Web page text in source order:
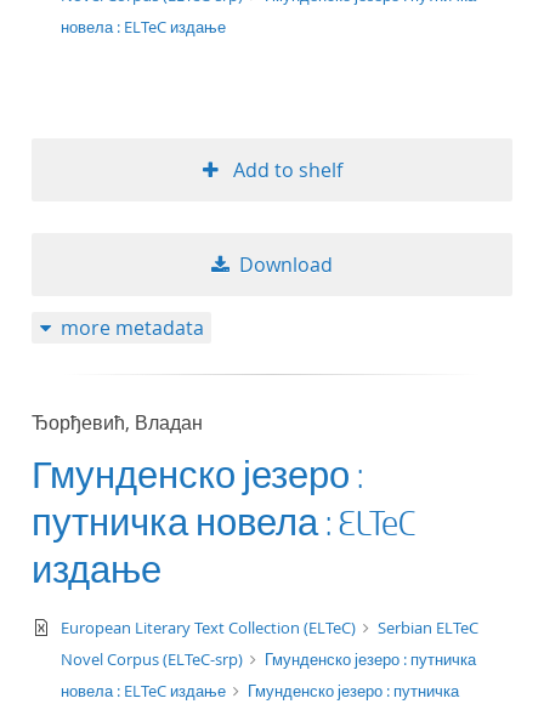
новела : ELTeC издање
Add to shelf
Download
more metadata
Ђорђевић, Владан
Гмунденско језеро :
путничка новела : ELTeC
издање
text/xml
European Literary Text Collection (ELTeC)
Serbian ELTeC
Novel Corpus (ELTeC-srp)
Гмунденско језеро : путничка
новела : ELTeC издање
Гмунденско језеро : путничка